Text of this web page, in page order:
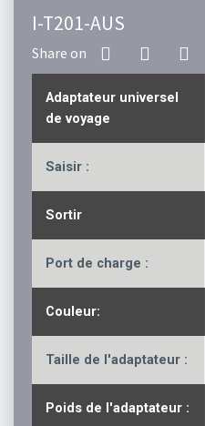
I-T201-AUS
Adaptateur universel
de voyage
Saisir :
Sortir
Port de charge :
Couleur:
Taille de l'adaptateur :
Poids de l'adaptateur :